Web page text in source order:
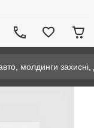
молдинги захисні,